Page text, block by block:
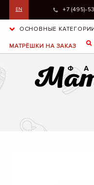
EN +7 (495)-
ОСНОВНЫЕ
МАТРЁШКИ НА ЗАКАЗ